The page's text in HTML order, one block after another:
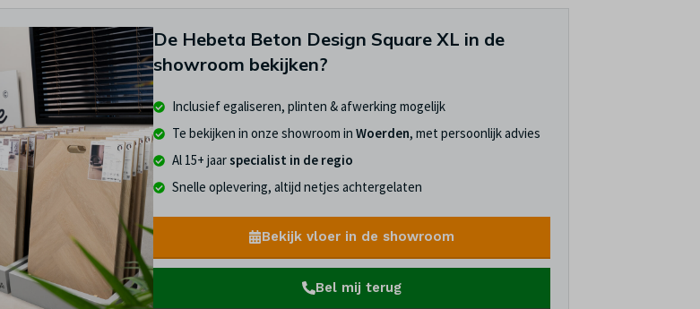
De Hebeta Beton Design Square XL in de
showroom bekijken?
Inclusief egaliseren, plinten & afwerking mogelijk
Te bekijken in onze showroom inWoerden, met persoonlijk advies
Al 15+ jaarspecialist in de regio
Snelle oplevering, altijd netjes achtergelaten
Bekijk vloer in de showroom
Bel mij terug